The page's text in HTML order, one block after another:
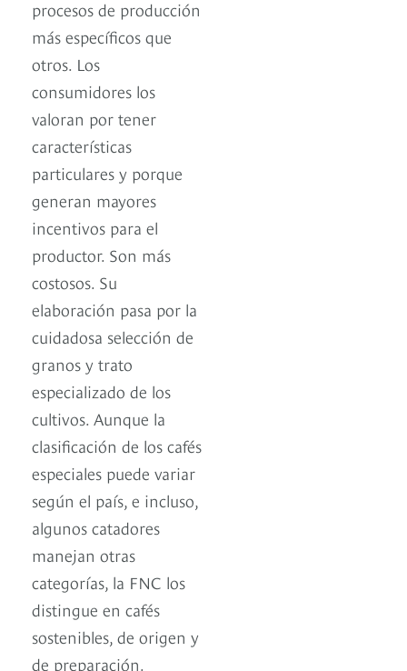
procesos de producción
más específicos que
otros. Los
consumidores los
valoran por tener
características
particulares y porque
generan mayores
incentivos para el
productor. Son más
costosos. Su
elaboración pasa por la
cuidadosa selección de
granos y trato
especializado de los
cultivos. Aunque la
clasificación de los cafés
especiales puede variar
según el país, e incluso,
algunos catadores
manejan otras
categorías, la FNC los
distingue en cafés
sostenibles, de origen y
de preparación.